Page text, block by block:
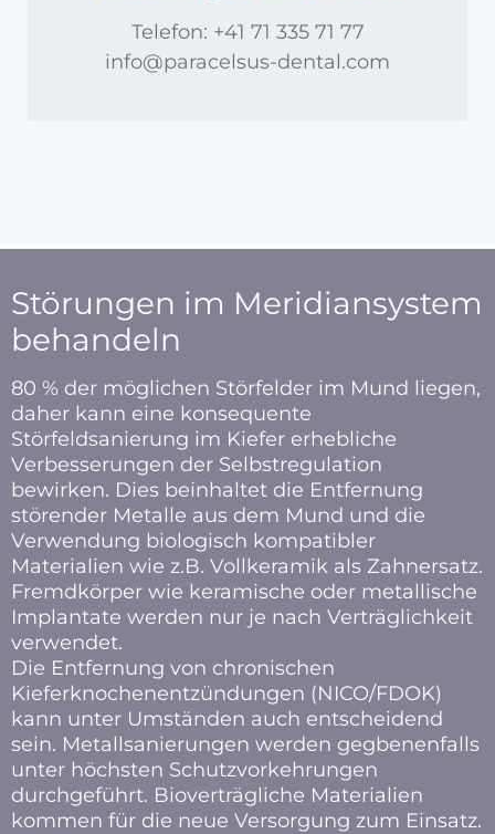
Telefon: +41 71 335 71 77
info@paracelsus-dental.com
Störungen im Meridiansystem
behandeln
80 % der möglichen Störfelder im Mund liegen,
daher kann eine konsequente
Störfeldsanierung im Kiefer erhebliche
Verbesserungen der Selbstregulation
bewirken. Dies beinhaltet die Entfernung
störender Metalle aus dem Mund und die
Verwendung biologisch kompatibler
Materialien wie z.B. Vollkeramik als Zahnersatz.
Fremdkörper wie keramische oder metallische
Implantate werden nur je nach Verträglichkeit
verwendet.
Die Entfernung von chronischen
Kieferknochenentzündungen (NICO/FDOK)
kann unter Umständen auch entscheidend
sein. Metallsanierungen werden gegbenenfalls
unter höchsten Schutzvorkehrungen
durchgeführt. Bioverträgliche Materialien
kommen für die neue Versorgung zum Einsatz.